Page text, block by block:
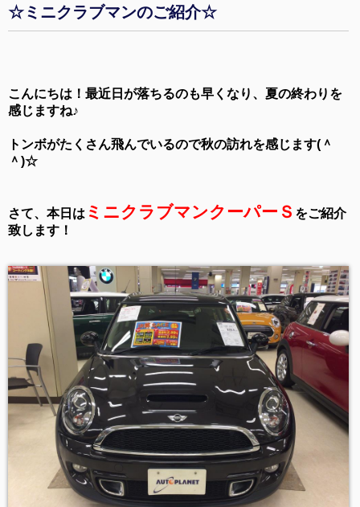
☆ミニクラブマンのご紹介☆
こんにちは！最近日が落ちるのも早くなり、夏の終わりを
感じますね♪
トンボがたくさん飛んでいるので秋の訪れを感じます(＾
＾)☆
さて、本日は ミニクラブマンクーパーＳ をご紹介
致します！